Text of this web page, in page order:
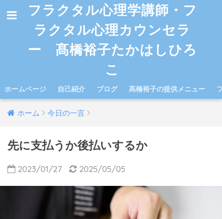
フラクタル心理学講師・フ
ラクタル心理カウンセラ
ー 髙橋裕子たかはしひろ
こ
ホームページ 自己紹介 ブログ 髙橋裕子の提供メニュー
ホーム 今日の一言
先に支払うか後払いするか
2023/01/27 2025/05/05